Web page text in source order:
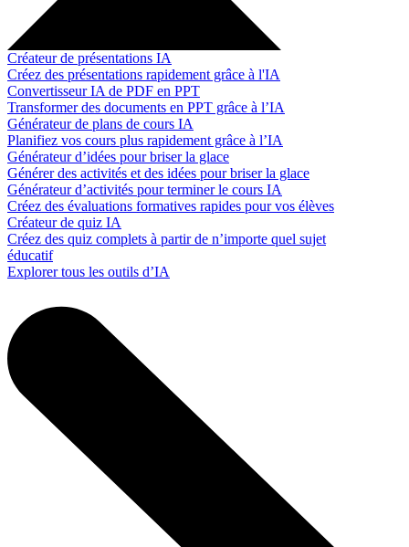
Créateur de présentations IA
Créez des présentations rapidement grâce à l'IA
Convertisseur IA de PDF en PPT
Transformer des documents en PPT grâce à l’IA
Générateur de plans de cours IA
Planifiez vos cours plus rapidement grâce à l’IA
Générateur d’idées pour briser la glace
Générer des activités et des idées pour briser la glace
Générateur d’activités pour terminer le cours IA
Créez des évaluations formatives rapides pour vos élèves
Créateur de quiz IA
Créez des quiz complets à partir de n’importe quel sujet
éducatif
Explorer tous les outils d’IA